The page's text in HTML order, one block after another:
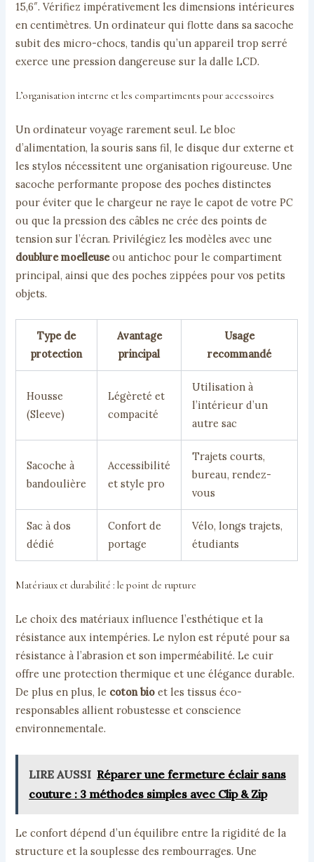
15,6″. Vérifiez impérativement les dimensions intérieures
en centimètres. Un ordinateur qui flotte dans sa sacoche
subit des micro-chocs, tandis qu’un appareil trop serré
exerce une pression dangereuse sur la dalle LCD.
L’organisation interne et les compartiments pour accessoires
Un ordinateur voyage rarement seul. Le bloc
d’alimentation, la souris sans fil, le disque dur externe et
les stylos nécessitent une organisation rigoureuse. Une
sacoche performante propose des poches distinctes
pour éviter que le chargeur ne raye le capot de votre PC
ou que la pression des câbles ne crée des points de
tension sur l’écran. Privilégiez les modèles avec une
doublure moelleuseou antichoc pour le compartiment
principal, ainsi que des poches zippées pour vos petits
objets.
Type de
protection
Avantage
principal
Usage
recommandé
Housse
(Sleeve)
Légèreté et
compacité
Utilisation à
l’intérieur d’un
autre sac
Sacoche à
bandoulière
Accessibilité
et style pro
Trajets courts,
bureau, rendez-
vous
Sac à dos
dédié
Confort de
portage
Vélo, longs trajets,
étudiants
Matériaux et durabilité : le point de rupture
Le choix des matériaux influence l’esthétique et la
résistance aux intempéries. Le nylon est réputé pour sa
résistance à l’abrasion et son imperméabilité. Le cuir
offre une protection thermique et une élégance durable.
De plus en plus, le coton bio et les tissus éco-
responsables allient robustesse et conscience
environnementale.
LIRE AUSSI Réparer une fermeture éclair sans
couture : 3 méthodes simples avec Clip & Zip
Le confort dépend d’un équilibre entre la rigidité de la
structure et la souplesse des rembourrages. Une